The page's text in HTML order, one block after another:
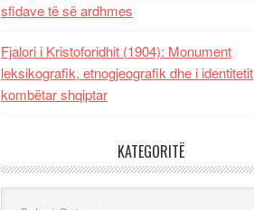
sfidave të së ardhmes
Fjalori i Kristoforidhit (1904): Monument
leksikografik, etnogjeografik dhe i identitetit
kombëtar shqiptar
KATEGORITË